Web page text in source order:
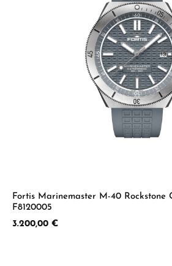
Fortis Marinemaster M-40 Rockstone
F8120005
Regulärer Preis:
3.200,00 €